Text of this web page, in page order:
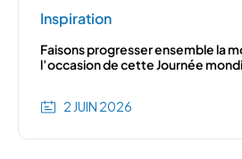
Inspiration
Faisons progresser ensemble la
l’occasion de cette Journée
2 JUIN 2026